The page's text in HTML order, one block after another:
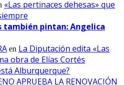
«Las pertinaces dehesas» que
también pintan: Angelica
en La Diputación edita «Las
obra de Elías Cortés
Alburquerque?
APRUEBA LA RENOVACIÓN